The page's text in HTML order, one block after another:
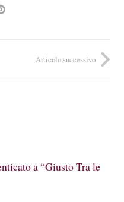
Articolo successivo
a “Giusto Tra le